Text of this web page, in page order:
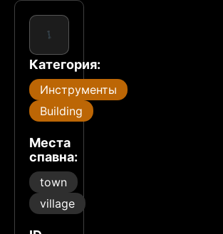
Категория:
Инструменты
Building
Места
спавна:
town
village